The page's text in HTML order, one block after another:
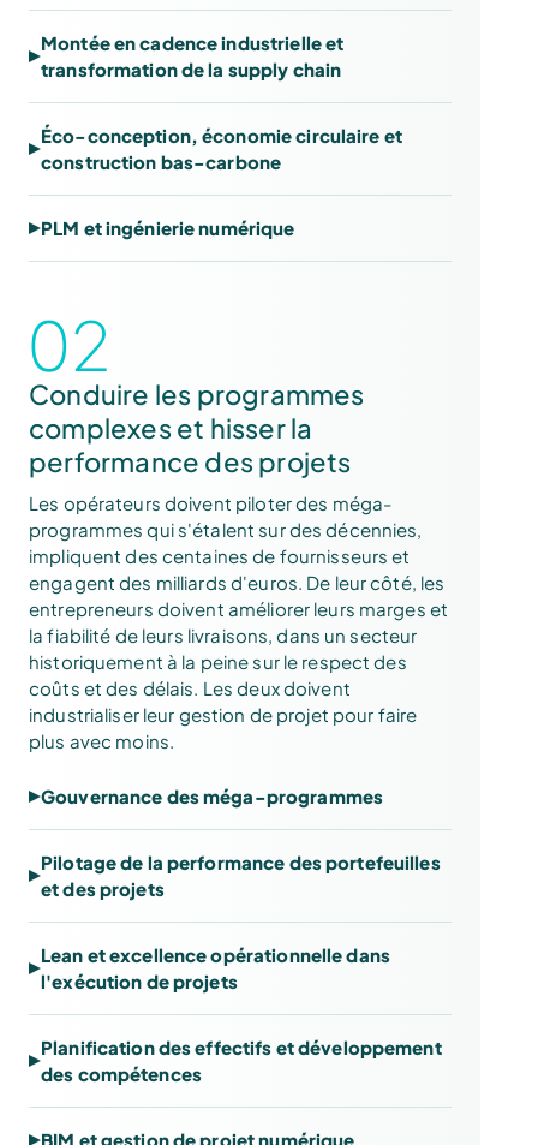
Montée en cadence industrielle et
transformation de la supply chain
Éco-conception, économie circulaire et
construction bas-carbone
PLM et ingénierie numérique
02
Conduire les programmes
complexes et hisser la
performance des projets
Les opérateurs doivent piloter des méga-
programmes qui s'étalent sur des décennies,
impliquent des centaines de fournisseurs et
engagent des milliards d'euros. De leur côté, les
entrepreneurs doivent améliorer leurs marges et
la fiabilité de leurs livraisons, dans un secteur
historiquement à la peine sur le respect des
coûts et des délais. Les deux doivent
industrialiser leur gestion de projet pour faire
plus avec moins.
Gouvernance des méga-programmes
Pilotage de la performance des portefeuilles
et des projets
Lean et excellence opérationnelle dans
l'exécution de projets
Planification des effectifs et développement
des compétences
BIM et gestion de projet numérique